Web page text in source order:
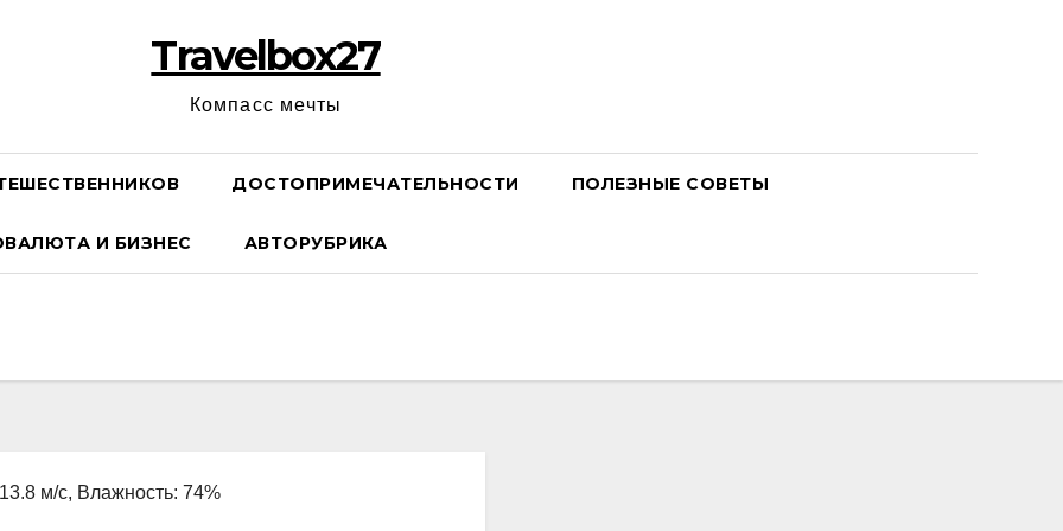
Travelbox27
Компасс мечты
ДОСТОПРИМЕЧАТЕЛЬНОСТИ ПОЛЕЗНЫЕ СОВЕТЫ
И БИЗНЕС АВТОРУБРИКА
м/с, Влажность: 74%